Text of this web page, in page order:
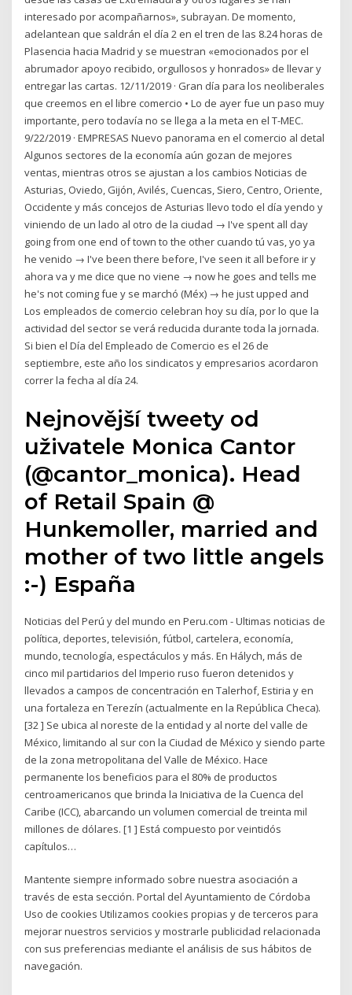
interesado por acompañarnos», subrayan. De momento,
adelantean que saldrán el día 2 en el tren de las 8.24 horas de
Plasencia hacia Madrid y se muestran «emocionados por el
abrumador apoyo recibido, orgullosos y honrados» de llevar y
entregar las cartas. 12/11/2019 · Gran día para los neoliberales
que creemos en el libre comercio • Lo de ayer fue un paso muy
importante, pero todavía no se llega a la meta en el T-MEC.
9/22/2019 · EMPRESAS Nuevo panorama en el comercio al detal
Algunos sectores de la economía aún gozan de mejores
ventas, mientras otros se ajustan a los cambios Noticias de
Asturias, Oviedo, Gijón, Avilés, Cuencas, Siero, Centro, Oriente,
Occidente y más concejos de Asturias llevo todo el día yendo y
viniendo de un lado al otro de la ciudad → I've spent all day
going from one end of town to the other cuando tú vas, yo ya
he venido → I've been there before, I've seen it all before ir y
ahora va y me dice que no viene → now he goes and tells me
he's not coming fue y se marchó (Méx) → he just upped and
Los empleados de comercio celebran hoy su día, por lo que la
actividad del sector se verá reducida durante toda la jornada.
Si bien el Día del Empleado de Comercio es el 26 de
septiembre, este año los sindicatos y empresarios acordaron
correr la fecha al día 24.
Nejnovější tweety od
uživatele Monica Cantor
(@cantor_monica). Head
of Retail Spain @
Hunkemoller, married and
mother of two little angels
:-) España
Noticias del Perú y del mundo en Peru.com - Ultimas noticias de
política, deportes, televisión, fútbol, cartelera, economía,
mundo, tecnología, espectáculos y más. En Hálych, más de
cinco mil partidarios del Imperio ruso fueron detenidos y
llevados a campos de concentración en Talerhof, Estiria y en
una fortaleza en Terezín (actualmente en la República Checa).
[32 ] Se ubica al noreste de la entidad y al norte del valle de
México, limitando al sur con la Ciudad de México y siendo parte
de la zona metropolitana del Valle de México. Hace
permanente los beneficios para el 80% de productos
centroamericanos que brinda la Iniciativa de la Cuenca del
Caribe (ICC), abarcando un volumen comercial de treinta mil
millones de dólares. [1 ] Está compuesto por veintidós
capítulos…
Mantente siempre informado sobre nuestra asociación a
través de esta sección. Portal del Ayuntamiento de Córdoba
Uso de cookies Utilizamos cookies propias y de terceros para
mejorar nuestros servicios y mostrarle publicidad relacionada
con sus preferencias mediante el análisis de sus hábitos de
navegación.